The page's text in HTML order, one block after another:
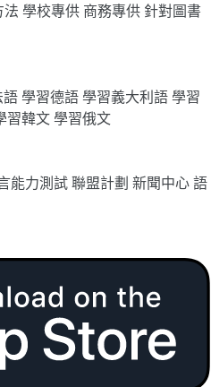
法 學校專供 商務專供 針對圖書
語學習德語學習義大利語學習
習韓文學習俄文
能力測試聯盟計劃 新聞中心語